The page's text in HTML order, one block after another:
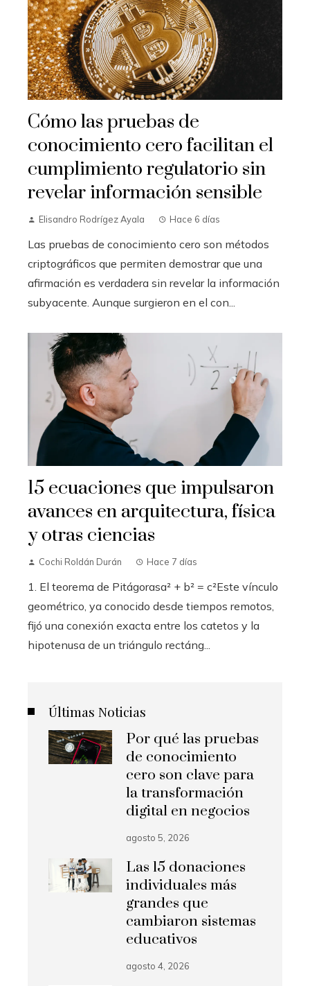
Cómo las pruebas de
conocimiento cero facilitan el
cumplimiento regulatorio sin
revelar información sensible
Elisandro Rodrígez Ayala Hace 6 días
Las pruebas de conocimiento cero son métodos
criptográficos que permiten demostrar que una
afirmación es verdadera sin revelar la información
subyacente. Aunque surgieron en el con...
15 ecuaciones que impulsaron
avances en arquitectura, física
y otras ciencias
Cochi Roldán Durán Hace 7 días
1. El teorema de Pitágorasa² + b² = c²Este vínculo
geométrico, ya conocido desde tiempos remotos,
fijó una conexión exacta entre los catetos y la
hipotenusa de un triángulo rectáng...
Últimas Noticias
Por qué las pruebas
de conocimiento
cero son clave para
la transformación
digital en negocios
agosto 5, 2026
Las 15 donaciones
individuales más
grandes que
cambiaron sistemas
educativos
agosto 4, 2026